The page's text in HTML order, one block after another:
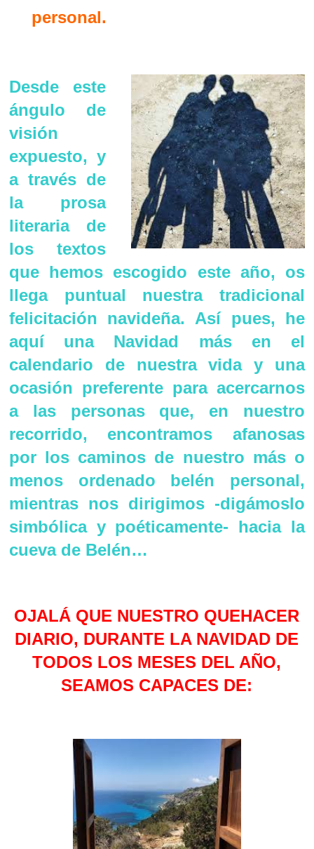
personal.
Desde este
ángulo de
visión
expuesto, y
a través de
la prosa
literaria de
los textos
que hemos escogido este año, os
llega puntual nuestra tradicional
felicitación navideña. Así pues, he
aquí una Navidad más en el
calendario de nuestra vida y una
ocasión preferente para acercarnos
a las personas que, en nuestro
recorrido, encontramos afanosas
por los caminos de nuestro más o
menos ordenado belén personal,
mientras nos dirigimos -digámoslo
simbólica y poéticamente- hacia la
cueva de Belén…
OJALÁ QUE NUESTRO QUEHACER
DIARIO, DURANTE LA NAVIDAD DE
TODOS LOS MESES DEL AÑO,
SEAMOS CAPACES DE: